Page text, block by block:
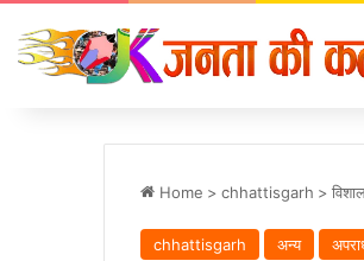
Home > chhattisgarh >
chhattisgarh अन्‍य